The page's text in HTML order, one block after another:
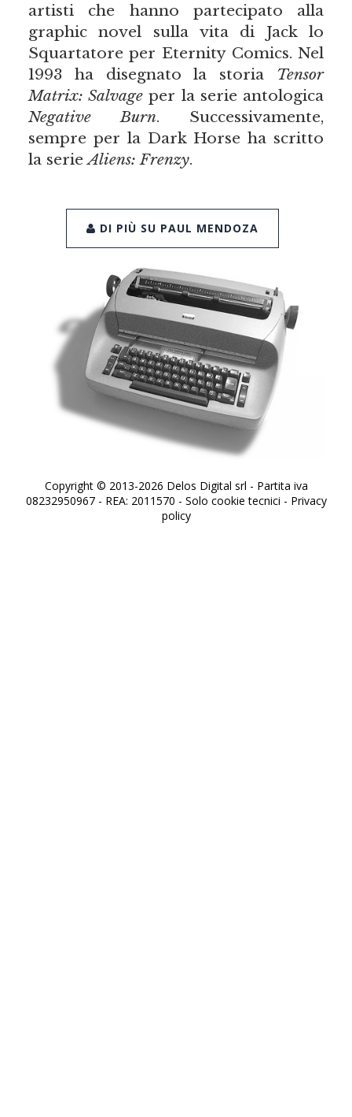
artisti che hanno partecipato alla
graphic novel sulla vita di Jack lo
Squartatore per Eternity Comics. Nel
1993 ha disegnato la storia Tensor
Matrix: Salvage per la serie antologica
Negative Burn. Successivamente,
sempre per la Dark Horse ha scritto
la serieAliens: Frenzy.
DI PIÙ SU PAUL MENDOZA
Copyright © 2013-2026 Delos Digital srl - Partita iva
08232950967 - REA: 2011570 - Solo cookie tecnici - Privacy
policy